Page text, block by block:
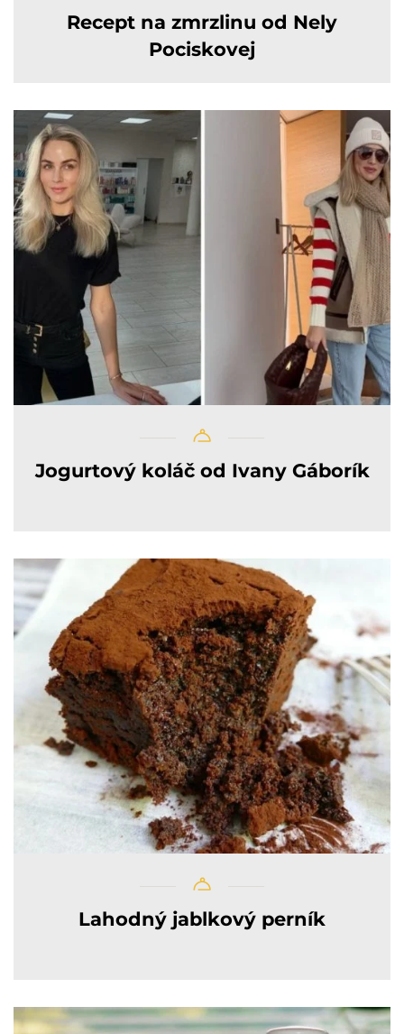
Recept na zmrzlinu od Nely
Pociskovej
Jogurtový koláč od Ivany Gáborík
Lahodný jablkový perník